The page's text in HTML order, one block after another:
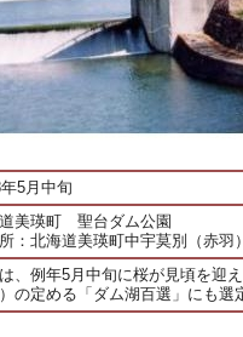
5月中旬
美瑛町 聖台ダム公園
所：北海道美瑛町中宇莫別（赤羽
、例年5月中旬に桜が見頃を迎
の定める「ダム湖百選」にも選